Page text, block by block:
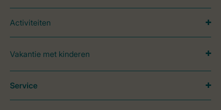
Activiteiten
Vakantie met kinderen
Service